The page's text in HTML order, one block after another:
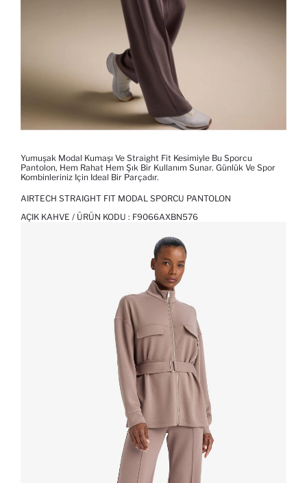
Yumuşak Modal Kumaşı Ve Straight Fit Kesimiyle Bu Sporcu
Pantolon, Hem Rahat Hem Şık Bir Kullanım Sunar. Günlük Ve Spor
Kombinleriniz Için Ideal Bir Parçadır.
AIRTECH STRAIGHT FIT MODAL SPORCU PANTOLON
AÇIK KAHVE / ÜRÜN KODU : F9066AXBN576